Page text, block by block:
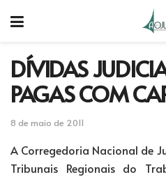
DÍVIDAS
PAGAS COM
8 de maio de 2011
A Corregedoria Nacional de
Tribunais Regionais do